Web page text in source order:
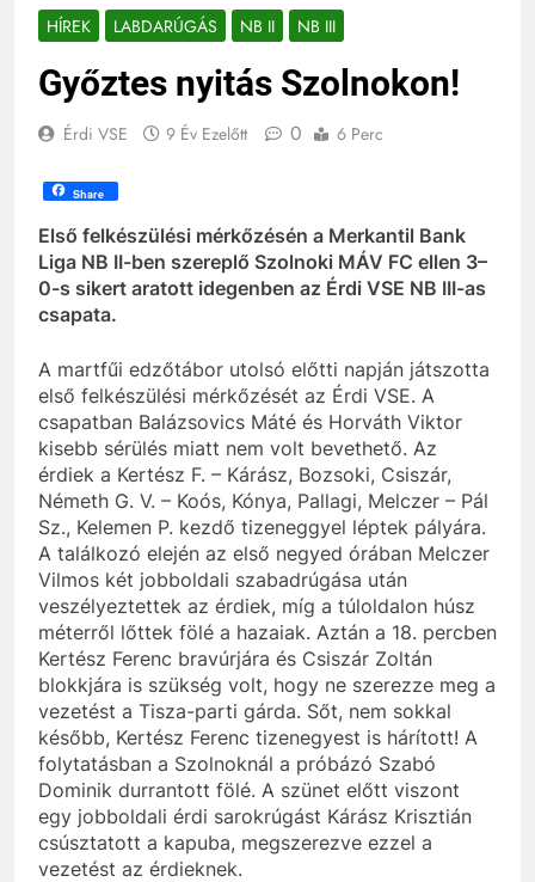
HÍREK LABDARÚGÁS NB II NB III
Győztes nyitás Szolnokon!
Érdi VSE 9 Év Ezelőtt 0 6 Perc
Share
Első felkészülési mérkőzésén a Merkantil Bank
Liga NB II-ben szereplő Szolnoki MÁV FC ellen 3–
0-s sikert aratott idegenben az Érdi VSE NB III-as
csapata.
A martfűi edzőtábor utolsó előtti napján játszotta
első felkészülési mérkőzését az Érdi VSE. A
csapatban Balázsovics Máté és Horváth Viktor
kisebb sérülés miatt nem volt bevethető. Az
érdiek a Kertész F. – Kárász, Bozsoki, Csiszár,
Németh G. V. – Koós, Kónya, Pallagi, Melczer – Pál
Sz., Kelemen P. kezdő tizeneggyel léptek pályára.
A találkozó elején az első negyed órában Melczer
Vilmos két jobboldali szabadrúgása után
veszélyeztettek az érdiek, míg a túloldalon húsz
méterről lőttek fölé a hazaiak. Aztán a 18. percben
Kertész Ferenc bravúrjára és Csiszár Zoltán
blokkjára is szükség volt, hogy ne szerezze meg a
vezetést a Tisza-parti gárda. Sőt, nem sokkal
később, Kertész Ferenc tizenegyest is hárított! A
folytatásban a Szolnoknál a próbázó Szabó
Dominik durrantott fölé. A szünet előtt viszont
egy jobboldali érdi sarokrúgást Kárász Krisztián
csúsztatott a kapuba, megszerezve ezzel a
vezetést az érdieknek.